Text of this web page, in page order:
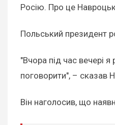
Росію. Про це
Польський президент
"Вчора під час вечері
поговорити", – сказав
Він наголосив, що